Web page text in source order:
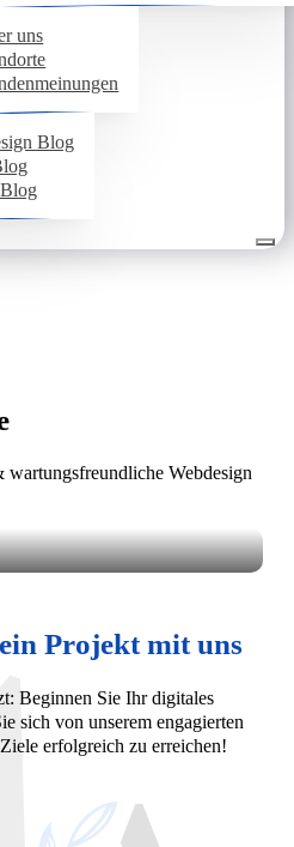
uns
Blog
wartungsfreundliche Webdesign
Projekt mit uns
Beginnen Sie Ihr digitales
sich von unserem engagierten
erfolgreich zu erreichen!